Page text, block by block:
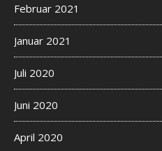
f
t
e
n
,
u
s
i
n
Februar 2021
Januar 2021
Juli 2020
Juni 2020
April 2020